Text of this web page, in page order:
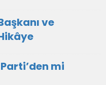
ve
mi